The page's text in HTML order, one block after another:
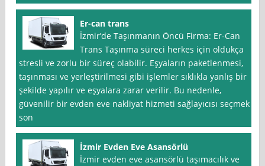
Er-can trans
İzmir’de Taşınmanın Öncü Firma: Er-Can
Trans Taşınma süreci herkes için oldukça
stresli ve zorlu bir süreç olabilir. Eşyaların paketlenmesi,
taşınması ve yerleştirilmesi gibi işlemler sıklıkla yanlış bir
şekilde yapılır ve eşyalara zarar verilir. Bu nedenle,
güvenilir bir evden eve nakliyat hizmeti sağlayıcısı seçmek
son
İzmir Evden Eve Asansörlü
İzmir evden eve asansörlü taşımacılık ve